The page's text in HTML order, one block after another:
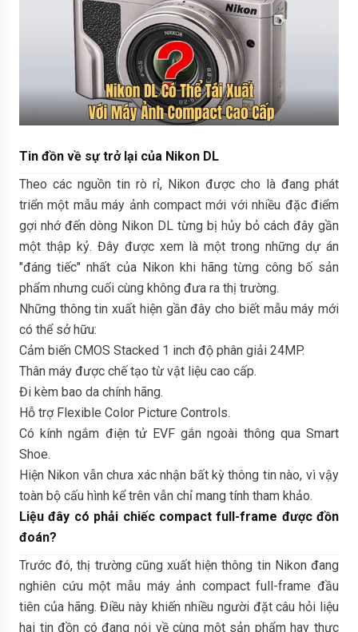
Tin đồn về sự trở lại của Nikon DL
Theo các nguồn tin rò rỉ, Nikon được cho là đang phát
triển một mẫu máy ảnh compact mới với nhiều đặc điểm
gợi nhớ đến dòng Nikon DL từng bị hủy bỏ cách đây gần
một thập kỷ. Đây được xem là một trong những dự án
"đáng tiếc" nhất của Nikon khi hãng từng công bố sản
phẩm nhưng cuối cùng không đưa ra thị trường.
Những thông tin xuất hiện gần đây cho biết mẫu máy mới
có thể sở hữu:
Cảm biến CMOS Stacked 1 inch độ phân giải 24MP.
Thân máy được chế tạo từ vật liệu cao cấp.
Đi kèm bao da chính hãng.
Hỗ trợ Flexible Color Picture Controls.
Có kính ngắm điện tử EVF gắn ngoài thông qua Smart
Shoe.
Hiện Nikon vẫn chưa xác nhận bất kỳ thông tin nào, vì vậy
toàn bộ cấu hình kể trên vẫn chỉ mang tính tham khảo.
Liệu đây có phải chiếc compact full-frame được đồn
đoán?
Trước đó, thị trường cũng xuất hiện thông tin Nikon đang
nghiên cứu một mẫu máy ảnh compact full-frame đầu
tiên của hãng. Điều này khiến nhiều người đặt câu hỏi liệu
hai tin đồn có đang nói về cùng một sản phẩm hay thực